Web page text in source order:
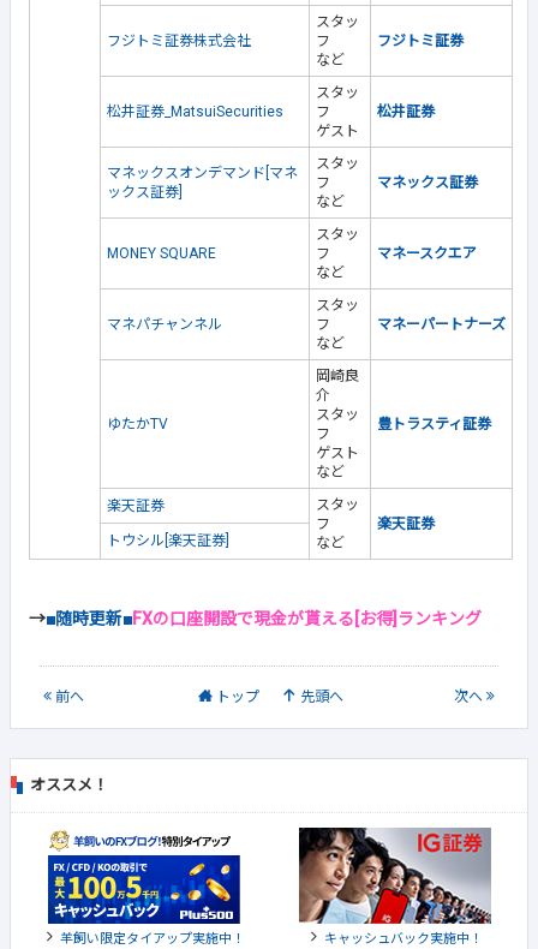
フジトミ証券株式会社
スタッ
フ
など
フジトミ証券
松井証券_MatsuiSecurities
スタッ
フ
ゲスト
松井証券
マネックスオンデマンド[マネ
ックス証券]
スタッ
フ
など
マネックス証券
MONEY SQUARE
スタッ
フ
など
マネースクエア
マネパチャンネル
スタッ
フ
など
マネーパートナーズ
ゆたかTV
岡崎良
介
スタッ
フ
ゲスト
など
豊トラスティ証券
楽天証券
スタッ
フ
など
楽天証券
トウシル[楽天証券]
→■随時更新■FXの口座開設で現金が貰える[お得]ランキング
前へ トップ 先頭へ 次へ
オススメ！
羊飼い限定タイアップ実施中！ キャッシュバック実施中！